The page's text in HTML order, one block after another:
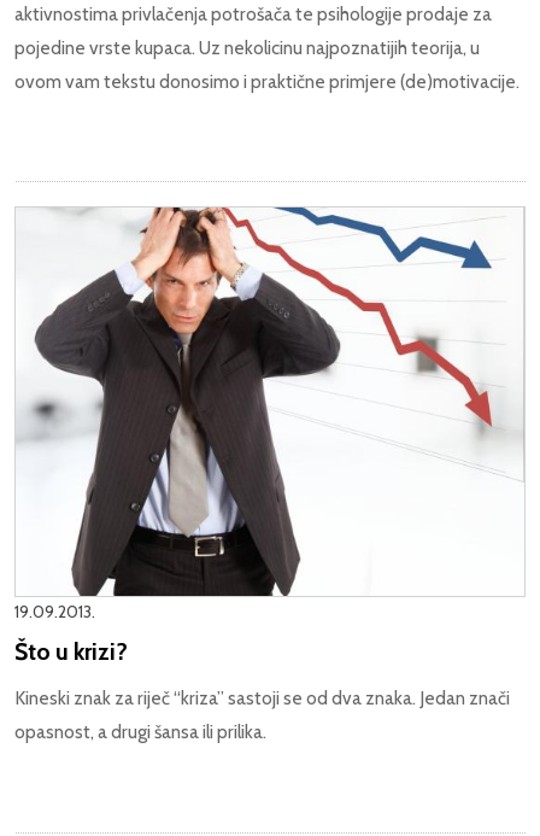
aktivnostima privlačenja potrošača te psihologije prodaje za
pojedine vrste kupaca. Uz nekolicinu najpoznatijih teorija, u
ovom vam tekstu donosimo i praktične primjere (de)motivacije.
19.09.2013.
Što u krizi?
Kineski znak za riječ “kriza” sastoji se od dva znaka. Jedan znači
opasnost, a drugi šansa ili prilika.